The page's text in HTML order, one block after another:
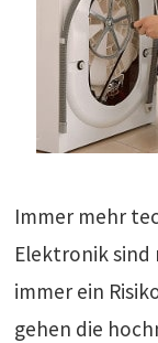
Immer mehr
Elektronik sind
immer ein
gehen die